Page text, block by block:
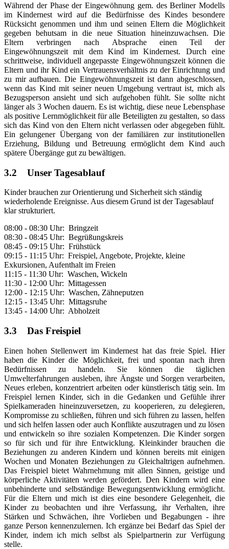
Während der Phase der Eingewöhnung gem. des Berliner Modells
im Kindernest wird auf die Bedürfnisse des Kindes besondere
Rücksicht genommen und ihm und seinen Eltern die Möglichkeit
gegeben behutsam in die neue Situation hineinzuwachsen. Die
Eltern verbringen nach Absprache einen Teil der
Eingewöhnungszeit mit dem Kind im Kindernest. Durch eine
schrittweise, individuell angepasste Eingewöhnungszeit können die
Eltern und ihr Kind ein Vertrauensverhältnis zu der Einrichtung und
zu mir aufbauen. Die Eingewöhnungszeit ist dann abgeschlossen,
wenn das Kind mit seiner neuen Umgebung vertraut ist, mich als
Bezugsperson ansieht und sich aufgehoben fühlt. Sie sollte nicht
länger als 3 Wochen dauern. Es ist wichtig, diese neue Lebensphase
als positive Lernmöglichkeit für alle Beteiligten zu gestalten, so dass
sich das Kind von den Eltern nicht verlassen oder abgegeben fühlt.
Ein gelungener Übergang von der familiären zur institutionellen
Erziehung, Bildung und Betreuung ermöglicht dem Kind auch
spätere Übergänge gut zu bewältigen.
3.2 Unser Tagesablauf
Kinder brauchen zur Orientierung und Sicherheit sich ständig
wiederholende Ereignisse. Aus diesem Grund ist der Tagesablauf
klar strukturiert.
08:00 - 08:30 Uhr: Bringzeit
08:30 - 08:45 Uhr: Begrüßungskreis
08:45 - 09:15 Uhr: Frühstück
09:15 - 11:15 Uhr: Freispiel, Angebote, Projekte, kleine
Exkursionen, Aufenthalt im Freien
11:15 - 11:30 Uhr: Waschen, Wickeln
11:30 - 12:00 Uhr: Mittagessen
12:00 - 12:15 Uhr: Waschen, Zähneputzen
12:15 - 13:45 Uhr: Mittagsruhe
13:45 - 14:00 Uhr: Abholzeit
3.3 Das Freispiel
Einen hohen Stellenwert im Kindernest hat das freie Spiel. Hier
haben die Kinder die Möglichkeit, frei und spontan nach ihren
Bedürfnissen zu handeln. Sie können die täglichen
Umwelterfahrungen ausleben, ihre Ängste und Sorgen verarbeiten,
Neues erleben, konzentriert arbeiten oder künstlerisch tätig sein. Im
Freispiel lernen Kinder, sich in die Gedanken und Gefühle ihrer
Spielkameraden hineinzuversetzen, zu kooperieren, zu delegieren,
Kompromisse zu schließen, führen und sich führen zu lassen, helfen
und sich helfen lassen oder auch Konflikte auszutragen und zu lösen
und entwickeln so ihre sozialen Kompetenzen. Die Kinder sorgen
so für sich und für ihre Entwicklung. Kleinkinder brauchen die
Beziehungen zu anderen Kindern und können bereits mit einigen
Wochen und Monaten Beziehungen zu Gleichaltrigen aufnehmen.
Das Freispiel bietet Wahrnehmung mit allen Sinnen, geistige und
körperliche Aktivitäten werden gefördert. Den Kindern wird eine
unbehinderte und selbständige Bewegungsentwicklung ermöglicht.
Für die Eltern und mich ist dies eine besondere Gelegenheit, die
Kinder zu beobachten und ihre Verfassung, ihr Verhalten, ihre
Stärken und Schwächen, ihre Vorlieben und Begabungen - ihre
ganze Person kennenzulernen. Ich ergänze bei Bedarf das Spiel der
Kinder, indem ich mich selbst als Spielpartnerin zur Verfügung
stelle.